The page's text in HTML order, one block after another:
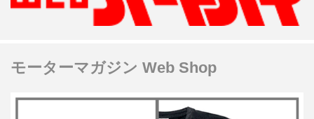
モーターマガジン Web Shop